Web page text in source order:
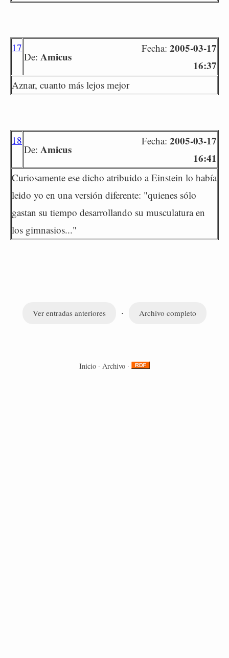
17
De: Amicus
Fecha: 2005-03-17
16:37
Aznar, cuanto más lejos mejor
18
De: Amicus
Fecha: 2005-03-17
16:41
Curiosamente ese dicho atribuido a Einstein lo había
leido yo en una versión diferente: "quienes sólo
gastan su tiempo desarrollando su musculatura en
los gimnasios..."
Ver entradas anteriores · Archivo completo
Inicio · Archivo ·